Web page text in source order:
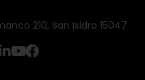
210, San Isidro 15047